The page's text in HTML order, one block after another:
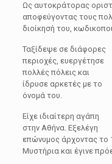
Ως αυτοκράτορας
αποφεύγοντας τους
διοίκησή του,
Ταξίδεψε σε διάφορες
περιοχές, ευεργέτησε
πολλές πόλεις και
ίδρυσε αρκετές με το
όνομά του.
Είχε ιδιαίτερη αγάπη
στην Αθήνα. Εξελέγη
επώνυμος άρχοντας το
Μυστήρια και έγινε